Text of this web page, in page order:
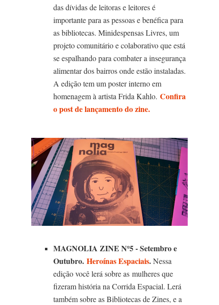
das dívidas de leitoras e leitores é
importante para as pessoas e benéfica para
as bibliotecas. Minidespensas Livres, um
projeto comunitário e colaborativo que está
se espalhando para combater a insegurança
alimentar dos bairros onde estão instaladas.
A edição tem um poster interno em
homenagem à artista Frida Kahlo. Confira
o post de lançamento do zine.
MAGNOLIA ZINE Nº5 - Setembro e
Outubro. Heroínas Espaciais.Nessa
edição você lerá sobre as mulheres que
fizeram história na Corrida Espacial. Lerá
também sobre as Bibliotecas de Zines, e a